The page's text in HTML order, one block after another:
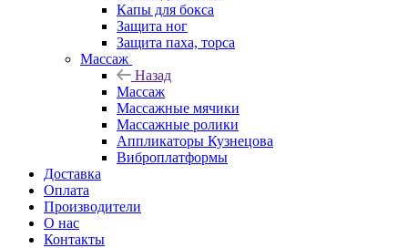
Капы для бокса
Защита ног
Защита паха, торса
Массаж
Назад
Массаж
Массажные мячики
Массажные ролики
Аппликаторы Кузнецова
Виброплатформы
Доставка
Оплата
Производители
О нас
Контакты